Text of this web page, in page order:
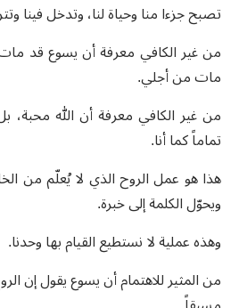
تصبح جزءا منا وحياة لنا، وتدخل فينا
من غير الكافي معرفة أن يسوع قد
مات من أجلي.
من غير الكافي معرفة أن الله محبة،
تماماً كما أنا.
هذا هو عمل الروح الذي لا يُعلّم من
ويحوّل الكلمة إلى خبرة.
وهذه عملية لا نستطيع القيام بها وحدنا.
من المثير للاهتمام أن يسوع يقول إن